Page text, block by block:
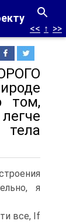
<< ↑ >>
том,
я
все, If